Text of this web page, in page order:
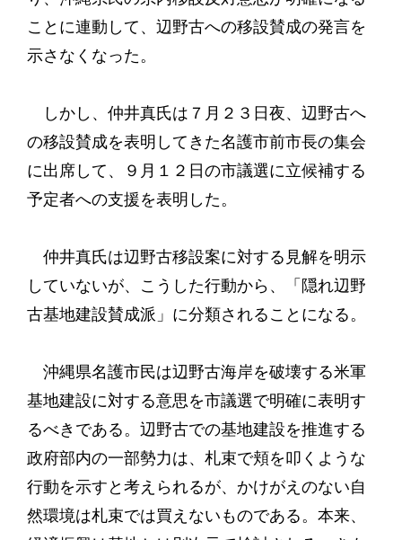
ことに連動して、辺野古への移設賛成の発言を
示さなくなった。
しかし、仲井真氏は７月２３日夜、辺野古へ
の移設賛成を表明してきた名護市前市長の集会
に出席して、９月１２日の市議選に立候補する
予定者への支援を表明した。
仲井真氏は辺野古移設案に対する見解を明示
していないが、こうした行動から、「隠れ辺野
古基地建設賛成派」に分類されることになる。
沖縄県名護市民は辺野古海岸を破壊する米軍
基地建設に対する意思を市議選で明確に表明す
るべきである。辺野古での基地建設を推進する
政府部内の一部勢力は、札束で頬を叩くような
行動を示すと考えられるが、かけがえのない自
然環境は札束では買えないものである。本来、